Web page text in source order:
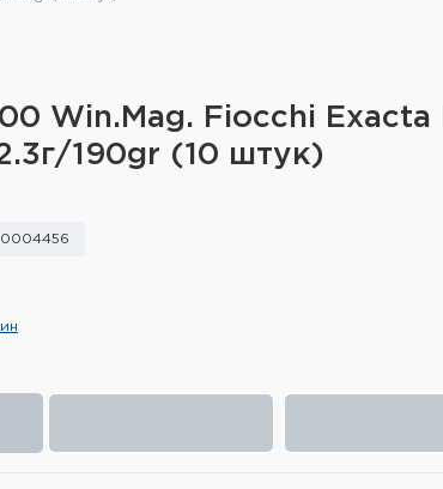
Win.Mag. Fiocchi Exacta
190gr (10 штук)